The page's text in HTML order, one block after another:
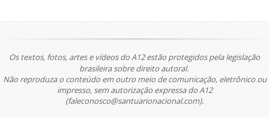
Os textos, fotos, artes e vídeos do A12 estão protegidos pela legislação
brasileira sobre direito autoral.
Não reproduza o conteúdo em outro meio de comunicação, eletrônico ou
impresso, sem autorização expressa do A12
(faleconosco@santuarionacional.com).